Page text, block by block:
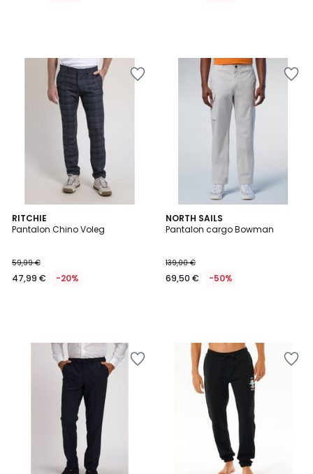
RITCHIE
Pantalon Chino Voleg
59,99 €
47,99 € -20%
NORTH SAILS
Pantalon cargo Bowman
139,00 €
69,50 € -50%